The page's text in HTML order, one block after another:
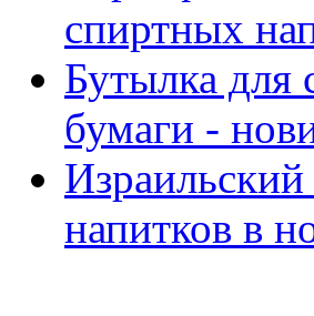
спиртных
Бутылка для
бумаги -
напитков в